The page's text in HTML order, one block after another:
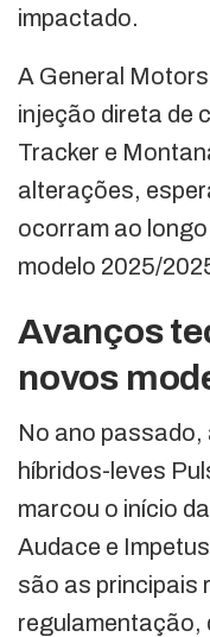
impactado.
A General
injeção direta de
Tracker e
alterações,
ocorram ao
modelo 2025/
Avanços
novos
No ano
híbridos-leves
marcou o início
Audace e
são as principais
regulamentação,